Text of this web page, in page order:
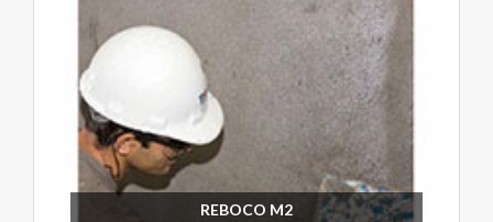
REBOCO M2